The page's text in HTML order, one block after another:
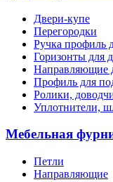
Двери-купе
Перегородки
Ручка профиль
Горизонты для
Направляющие
Профиль для
Ролики,
Уплотнители,
Мебельная
Петли
Направляющие